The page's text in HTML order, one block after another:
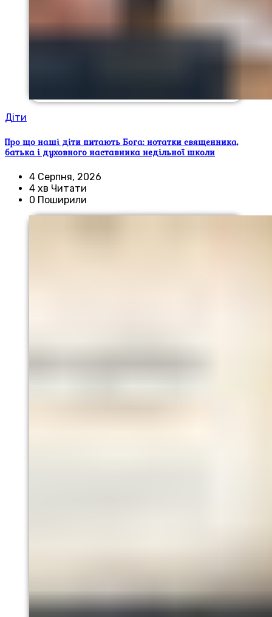
Діти
Про що наші діти питають Бога: нотатки священника,
батька і духовного наставника недільної школи
4 Серпня, 2026
4 хв Читати
0 Поширили